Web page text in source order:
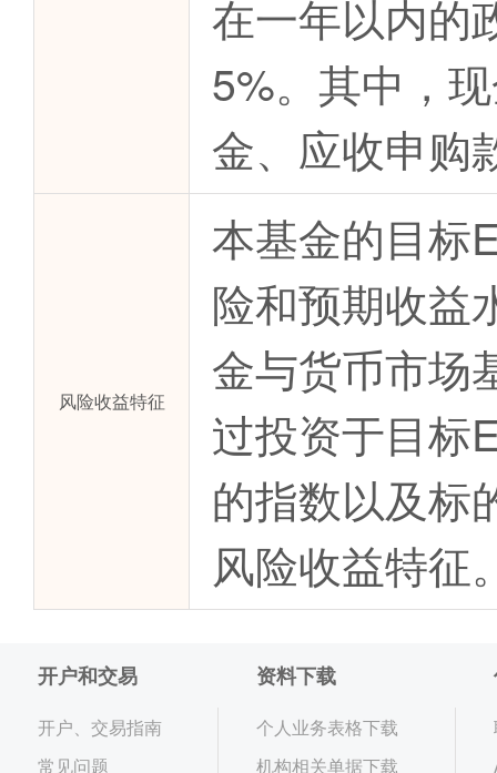
在一年以内的
5%。其中，
金、应收申购
风险收益特征
本基金的目标
险和预期收益
金与货币市场
过投资于目标
的指数以及标
风险收益特征
开户和交易
开户、交易指南
常见问题
资料下载
个人业务表格下载
机构相关单据下载